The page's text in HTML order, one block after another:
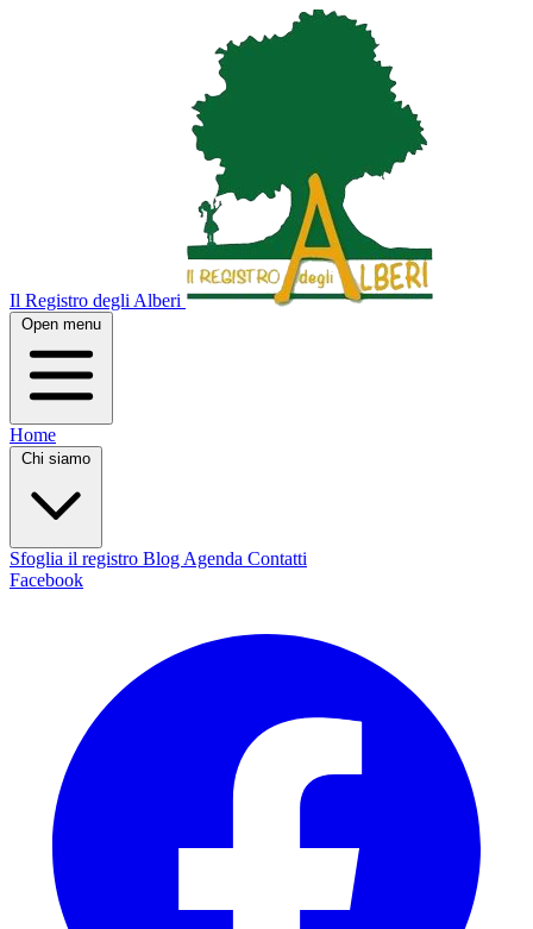
Il Registro degli Alberi
Open menu
Home
Chi siamo
Sfoglia il registro Blog Agenda Contatti
Facebook